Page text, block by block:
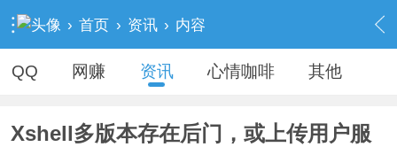
› 首页 › 资讯 › 内容
QQ 网赚 资讯 心情咖啡 其他
Xshell多版本存在后门，或上传用户服